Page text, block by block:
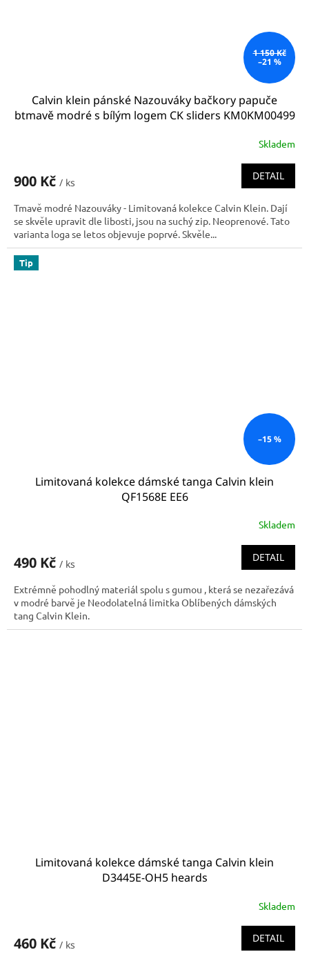
1 150 Kč
–21 %
Calvin klein pánské Nazouváky bačkory papuče
btmavě modré s bílým logem CK sliders KM0KM00499
Skladem
900 Kč / ks
DETAIL
Tmavě modré Nazouváky - Limitovaná kolekce Calvin Klein. Dají
se skvěle upravit dle libosti, jsou na suchý zip. Neoprenové. Tato
varianta loga se letos objevuje poprvé. Skvěle...
Tip
–15 %
Limitovaná kolekce dámské tanga Calvin klein
QF1568E EE6
Skladem
490 Kč / ks
DETAIL
Extrémně pohodlný materiál spolu s gumou , která se nezařezává
v modré barvě je Neodolatelná limitka Oblíbených dámských
tang Calvin Klein.
Limitovaná kolekce dámské tanga Calvin klein
D3445E-OH5 heards
Skladem
460 Kč / ks
DETAIL